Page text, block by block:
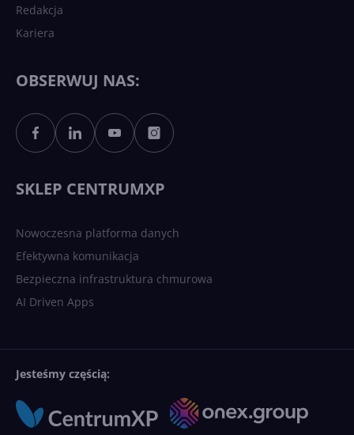
Sztuczna inteligencja po
polsku. Dość barier
Redakcja
Kariera
OBSERWUJ NAS:
SKLEP CENTRUMXP
Nowoczesna platforma danych
Efektywna komunikacja
Bezpieczna infrastruktura chmurowa
AI Driven Apps
Jesteśmy częścią: